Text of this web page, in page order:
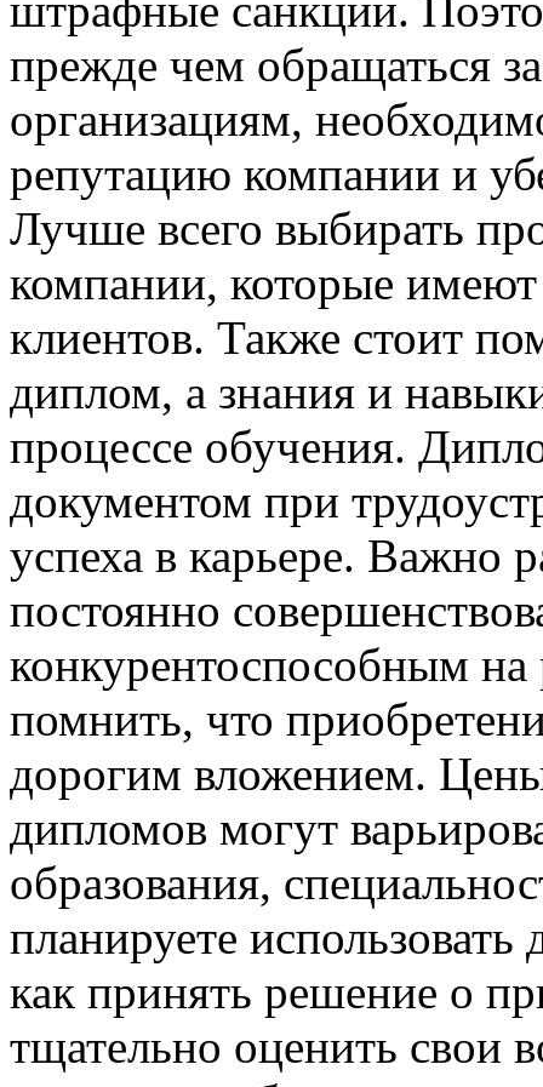
прежде чем обращаться
организациям,
репутацию компании и
Лучше всего выбирать
компании, которые
клиентов. Также стоит
диплом, а знания и
процессе обучения.
документом при
успеха в карьере. Важно
постоянно
конкурентоспособным на
помнить, что
дорогим вложением.
дипломов могут
образования,
планируете
как принять решение о
тщательно оценить свои